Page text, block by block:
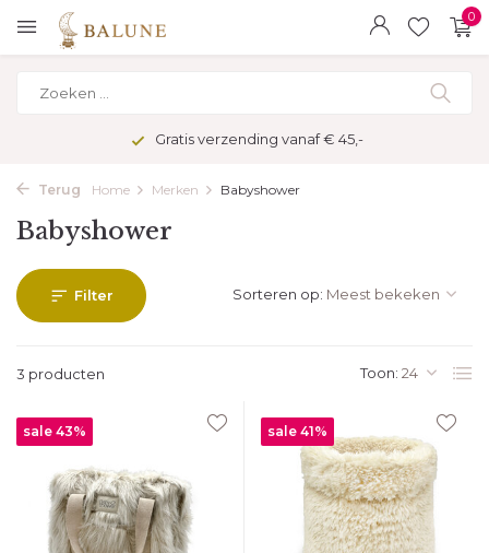
0
Gratis verzending vanaf € 45,-
Terug Home Merken Babyshower
Babyshower
Filter
3 producten Toon:
Sorteren op:
sale 43% sale 41%